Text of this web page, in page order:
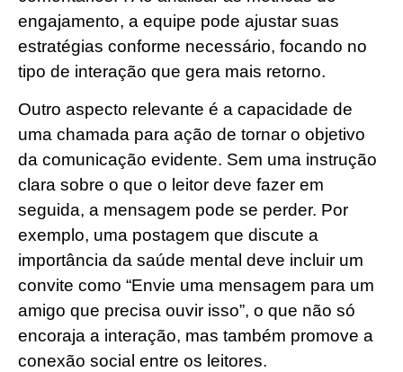
engajamento, a equipe pode ajustar suas
estratégias conforme necessário, focando no
tipo de interação que gera mais retorno.
Outro aspecto relevante é a capacidade de
uma chamada para ação de tornar o objetivo
da comunicação evidente. Sem uma instrução
clara sobre o que o leitor deve fazer em
seguida, a mensagem pode se perder. Por
exemplo, uma postagem que discute a
importância da saúde mental deve incluir um
convite como “Envie uma mensagem para um
amigo que precisa ouvir isso”, o que não só
encoraja a interação, mas também promove a
conexão social entre os leitores.